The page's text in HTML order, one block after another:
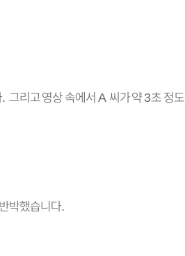
. 그리고 영상 속에서 A 씨가 약 3초 정
박했습니다.